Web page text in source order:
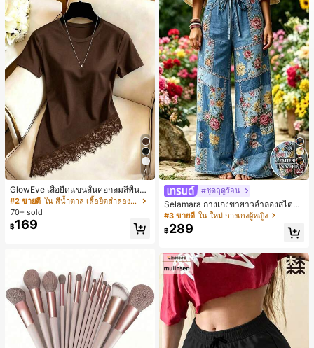
4
GlowEve เสื้อยืดแขนสั้นคอกลมสีพื้นลำ
ลองอเนกประสงค์สำหรับผู้หญิง
#2 ขายดี
ใน สีน้ำตาล เสื้อยืดลำลองพื้นฐาน
70+ sold
฿169
22
#ชุดฤดูร้อน
Selamara กางเกงขายาวลำลองสไตล์โ
บฮีเมียนสำหรับพักผ่อน สีกากี ผิวสัมผัส
มีเท็กซ์เจอร์ เอวสูงทรงหลวม เอวยางยืด
พร้อมเชือกรูด ทรงขาตรงทิ้งตัว ขากว้า
ดินทาง
#3 ขายดี ใน ใหม่ กางเกงผู้หญิง
฿289